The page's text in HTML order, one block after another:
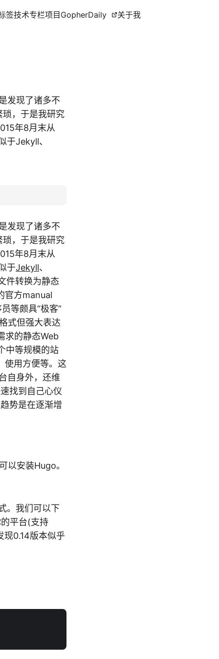
签技术专栏项目 GopherDaily 关于我
发现了诸多不
，于是我研究
年8月末从
于Jekyll、
发现了诸多不
，于是我研究
年8月末从
于Jekyll、
件转换为静态
官方manual
等颇具“极客”
式但强大表达
求的静态Web
中等规模的站
使用方便等。这
自身外，还维
找到自己心仪
势是在逐渐增
以安装Hugo。
。我们可以下
平台(支持
0.14版本似乎